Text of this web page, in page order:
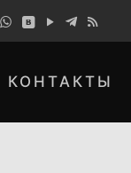
КОНТАКТЫ